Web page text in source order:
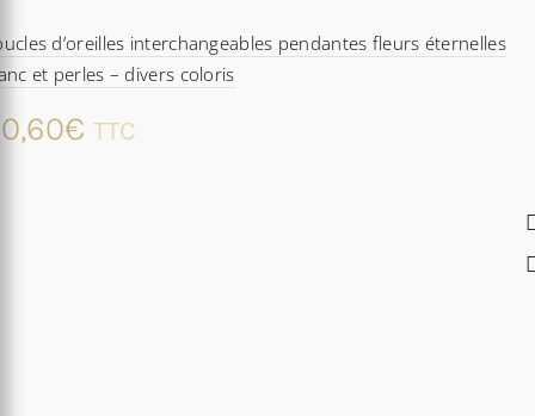
d’oreilles interchangeables pendantes fleurs éternelles
et perles – divers coloris
€ TTC